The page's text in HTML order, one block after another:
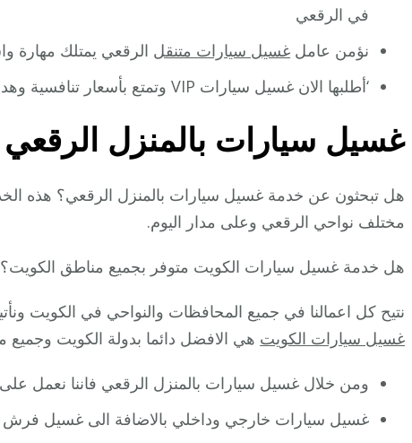
في الرقعي
نؤمن عامل غسيل سيارات متنقل الرقعي يمتلك مهارة
‘أطلبها الان غسيل سيارات VIP وتمتع بأسعار تنافسية وهدايا مجانا مع كل عميل جديد .
غسيل سيارات بالمنزل الرقعي
هل تبحثون عن خدمة غسيل سيارات بالمنزل الرقعي؟ هذه الخدمة
مختلف نواحي الرقعي وعلى مدار اليوم.
هل خدمة غسيل سيارات الكويت متوفر بجميع مناطق الكويت؟
نتيح كل اعمالنا في جميع المحافظات والنواحي في الكويت
غسيل سيارات الكويت هي الافضل دائما بدولة الكويت وجميع
ومن خلال غسيل سيارات بالمنزل الرقعي فاننا نعمل
غسيل سيارات خارجي وداخلي بالاضافة الى غسيل فرش